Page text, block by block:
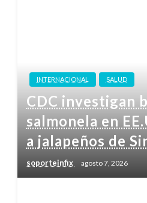
INTERNACIONAL SALUD
CDC investigan
salmonela en
a jalapeños de
soporteinfix agosto 7, 2026